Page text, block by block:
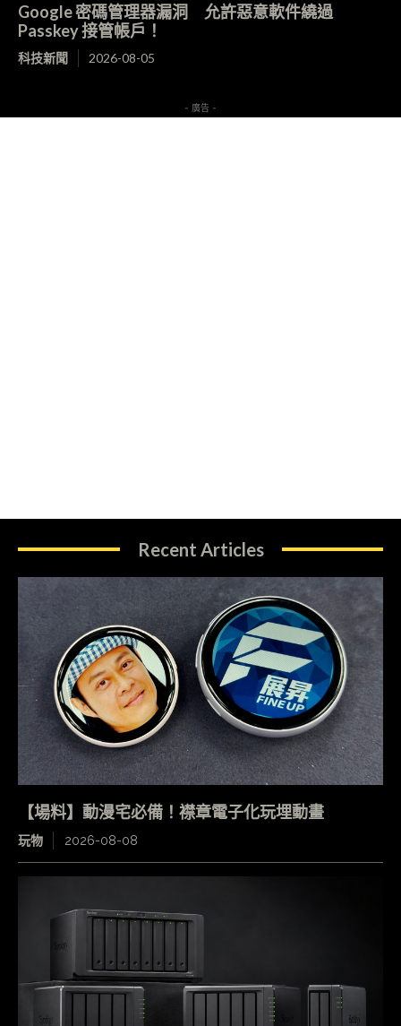
Google 密碼管理器漏洞 允許惡意軟件繞過
Passkey 接管帳戶！
科技新聞 2026-08-05
- 廣告 -
Recent Articles
【場料】動漫宅必備！襟章電子化玩埋動畫
玩物 2026-08-08